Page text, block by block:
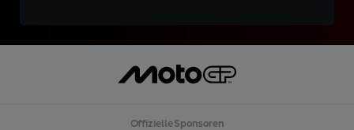
Offizielle Sponsoren